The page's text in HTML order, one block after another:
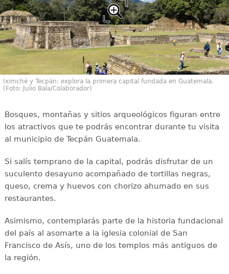
Iximché y Tecpán: explora la primera capital fundada en Guatemala.
(Foto: Julio Bala/Colaborador)
Bosques, montañas y sitios arqueológicos figuran entre
los atractivos que te podrás encontrar durante tu visita
al municipio de Tecpán Guatemala.
Si salís temprano de la capital, podrás disfrutar de un
suculento desayuno acompañado de tortillas negras,
queso, crema y huevos con chorizo ahumado en sus
restaurantes.
Asimismo, contemplarás parte de la historia fundacional
del país al asomarte a la iglesia colonial de San
Francisco de Asís, uno de los templos más antiguos de
la región.